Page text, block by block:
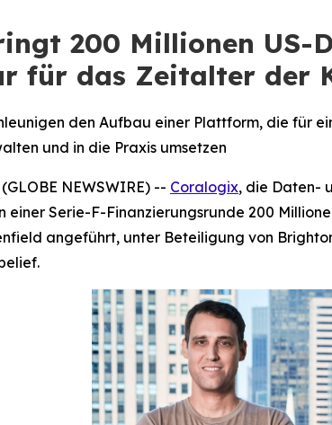
200 Millionen
für das Zeitalter der
den Aufbau einer Plattform, die für
und in die Praxis umsetzen
NEWSWIRE) -- Coralogix, die Daten-
einer Serie-F-Finanzierungsrunde 200
angeführt, unter Beteiligung von